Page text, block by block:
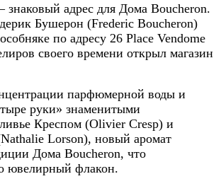
знаковый адрес для Дома Boucheron.
Бушерон (Frеdеric Boucheron)
по адресу 26 Place Vendоme
своего времени открыл магазин
парфюмерной воды и
руки» знаменитыми
Креспом (Olivier Cresp) и
Lorson), новый аромат
Дома Boucheron, что
ювелирный флакон.